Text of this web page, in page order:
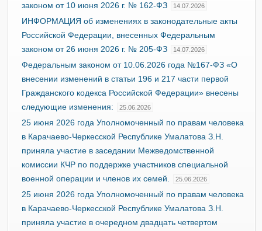
законом от 10 июня 2026 г. № 162-ФЗ
14.07.2026
ИНФОРМАЦИЯ об изменениях в законодательные акты
Российской Федерации, внесенных Федеральным
законом от 26 июня 2026 г. № 205-ФЗ
14.07.2026
Федеральным законом от 10.06.2026 года №167-ФЗ «О
внесении изменений в статьи 196 и 217 части первой
Гражданского кодекса Российской Федерации» внесены
следующие изменения:
25.06.2026
25 июня 2026 года Уполномоченный по правам человека
в Карачаево-Черкесской Республике Умалатова З.Н.
приняла участие в заседании Межведомственной
комиссии КЧР по поддержке участников специальной
военной операции и членов их семей.
25.06.2026
25 июня 2026 года Уполномоченный по правам человека
в Карачаево-Черкесской Республике Умалатова З.Н.
приняла участие в очередном двадцать четвертом